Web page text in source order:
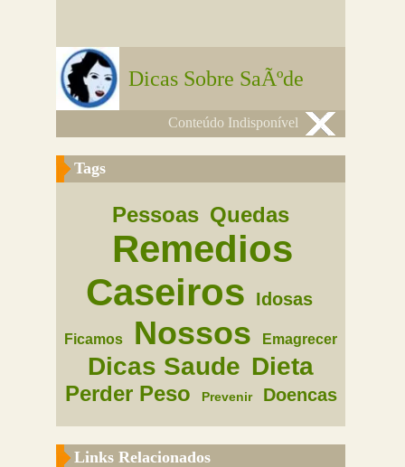
Dicas Sobre SaÃºde
Conteúdo Indisponível
Tags
Pessoas Quedas
Remedios
Caseiros
Idosas
Ficamos Nossos Emagrecer
Dicas Saude Dieta
Perder Peso Prevenir Doencas
Links Relacionados